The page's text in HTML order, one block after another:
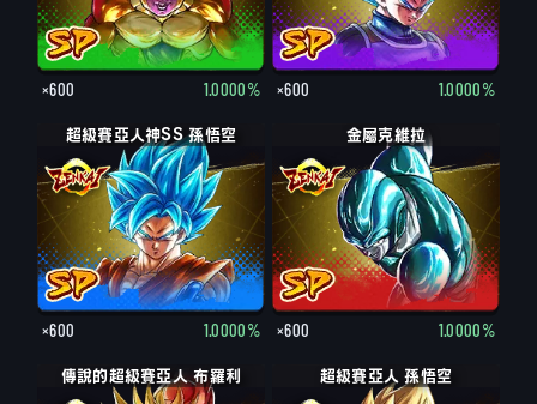
×600 1.0000% ×600 1.0000%
超級賽亞人神SS 孫悟空
×600 1.0000%
金屬克維拉
×600 1.0000%
傳說的超級賽亞人 布羅利 超級賽亞人 孫悟空